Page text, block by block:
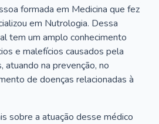
formada em Medicina que fez
em Nutrologia. Dessa
tem um amplo conhecimento
e malefícios causados pela
na prevenção, no
de doenças relacionadas à
sobre a atuação desse médico